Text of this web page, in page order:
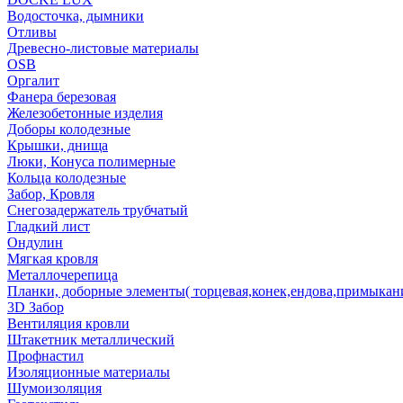
Водосточка, дымники
Отливы
Древесно-листовые материалы
OSB
Оргалит
Фанера березовая
Железобетонные изделия
Доборы колодезные
Крышки, днища
Люки, Конуса полимерные
Кольца колодезные
Забор, Кровля
Снегозадержатель трубчатый
Гладкий лист
Ондулин
Мягкая кровля
Металлочерепица
Планки, доборные элементы(
3D Забор
Вентиляция кровли
Штакетник металлический
Профнастил
Изоляционные материалы
Шумоизоляция